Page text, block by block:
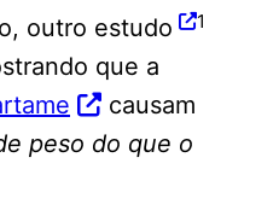
outro estudo 1
que a
causam
peso do que o